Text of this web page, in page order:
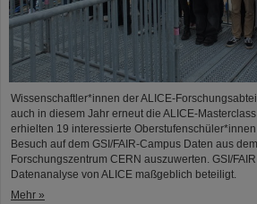
Wissenschaftler*innen der ALICE-
auch in diesem Jahr erneut die ALICE-
erhielten 19 interessierte
Besuch auf dem GSI/FAIR-Campus Daten aus
Forschungszentrum CERN auszuwerten. GSI/
Datenanalyse von ALICE maßgeblich beteiligt.
Mehr »